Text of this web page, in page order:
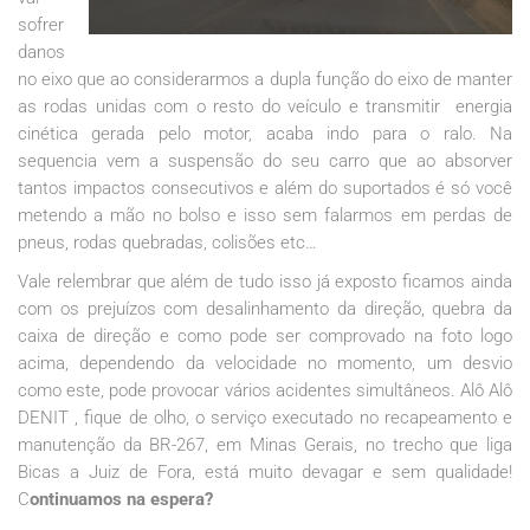
sofrer
danos
no eixo que ao considerarmos a dupla função do eixo de manter
as rodas unidas com o resto do veículo e transmitir energia
cinética gerada pelo motor, acaba indo para o ralo. Na
sequencia vem a suspensão do seu carro que ao absorver
tantos impactos consecutivos e além do suportados é só você
metendo a mão no bolso e isso sem falarmos em perdas de
pneus, rodas quebradas, colisões etc…
Vale relembrar que além de tudo isso já exposto ficamos ainda
com os prejuízos com desalinhamento da direção, quebra da
caixa de direção e como pode ser comprovado na foto logo
acima, dependendo da velocidade no momento, um desvio
como este, pode provocar vários acidentes simultâneos. Alô Alô
DENIT , fique de olho, o serviço executado no recapeamento e
manutenção da BR-267, em Minas Gerais, no trecho que liga
Bicas a Juiz de Fora, está muito devagar e sem qualidade!
Continuamos na espera?